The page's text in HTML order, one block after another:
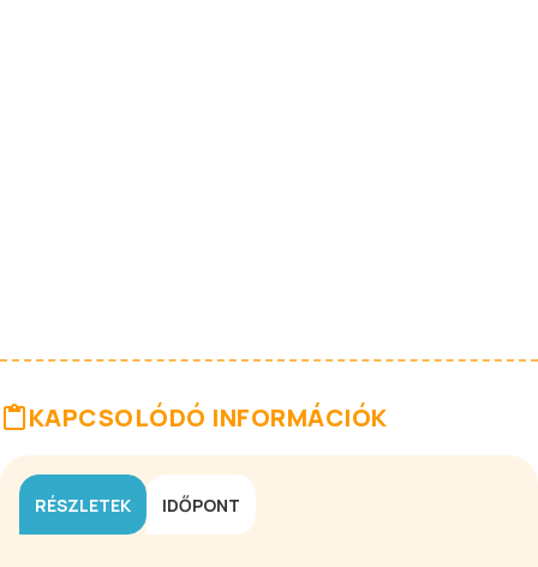
KAPCSOLÓDÓ INFORMÁCIÓK
RÉSZLETEK IDŐPONT